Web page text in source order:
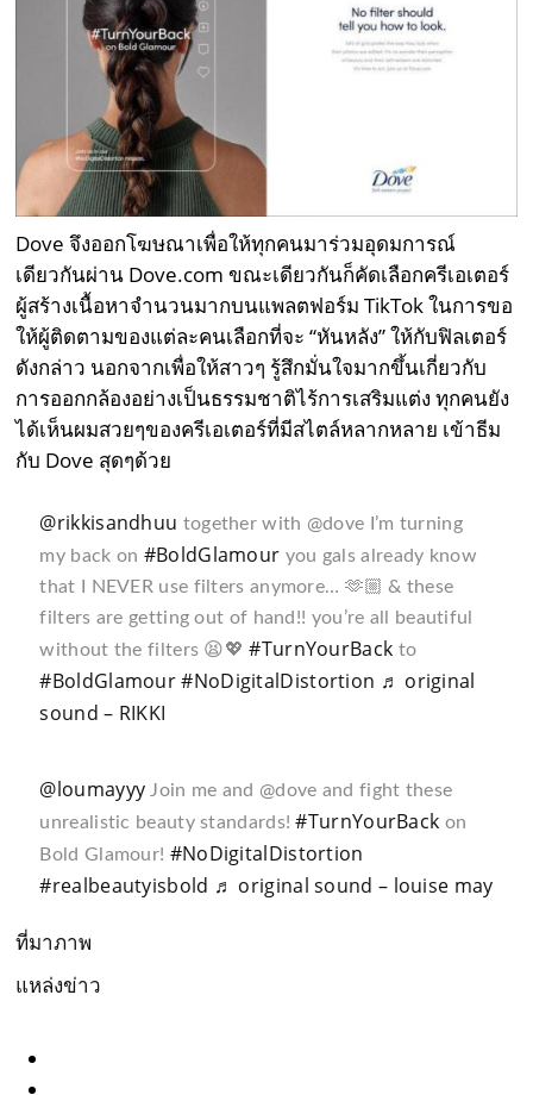
Dove จึงออกโฆษณาเพื่อให้ทุกคนมาร่วมอุดมการณ์
เดียวกันผ่าน Dove.com ขณะเดียวกันก็คัดเลือกครีเอเตอร์
ผู้สร้างเนื้อหาจำนวนมากบนแพลตฟอร์ม TikTok ในการขอ
ให้ผู้ติดตามของแต่ละคนเลือกที่จะ “หันหลัง” ให้กับฟิลเตอร์
ดังกล่าว นอกจากเพื่อให้สาวๆ รู้สึกมั่นใจมากขึ้นเกี่ยวกับ
การออกกล้องอย่างเป็นธรรมชาติไร้การเสริมแต่ง ทุกคนยัง
ได้เห็นผมสวยๆของครีเอเตอร์ที่มีสไตล์หลากหลาย เข้าธีม
กับ Dove สุดๆด้วย
@rikkisandhuu together with @dove I’m turning
my back on #BoldGlamour you gals already know
that I NEVER use filters anymore… 🫶🏼 & these
filters are getting out of hand!! you’re all beautiful
without the filters 😫💖#TurnYourBack to
#BoldGlamour#NoDigitalDistortion ♬ original
sound – RIKKI
@loumayyy Join me and @dove and fight these
unrealistic beauty standards!#TurnYourBack on
Bold Glamour! #NoDigitalDistortion
#realbeautyisbold ♬ original sound – louise may
ที่มาภาพ
แหล่งข่าว